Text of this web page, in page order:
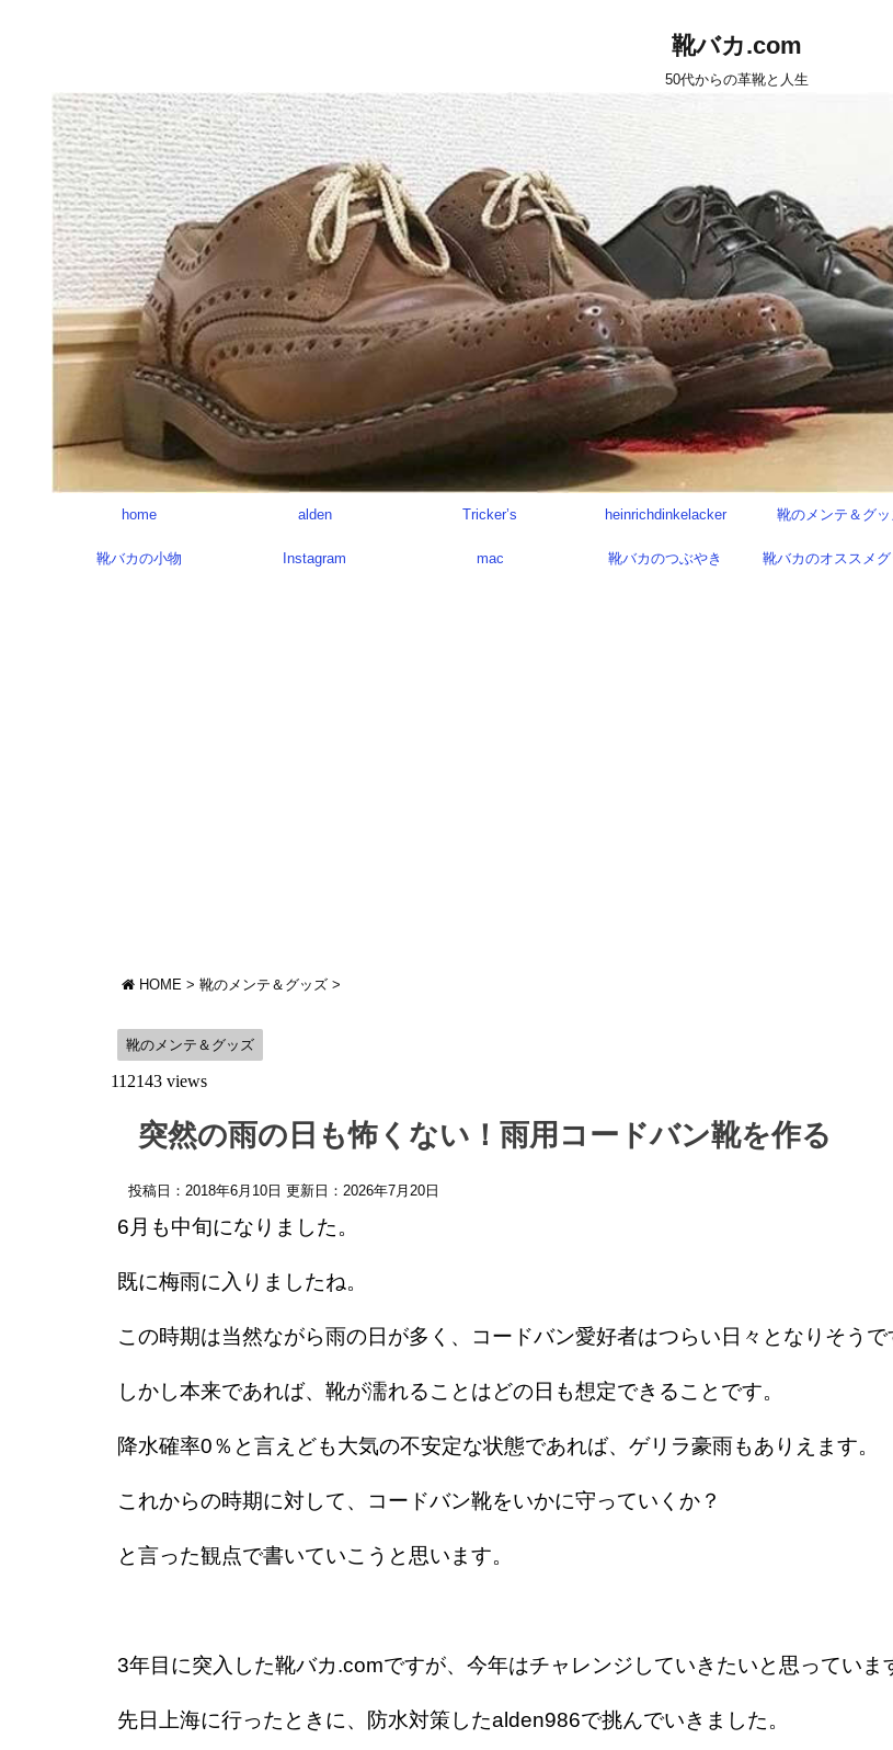
靴バカ.com
50代からの革靴と人生
home alden Tricker’s heinrichdinkelacker 靴のメンテ＆グッ
靴バカの小物 Instagram mac 靴バカのつぶやき 靴バカのオススメ
HOME > 靴のメンテ＆グッズ >
靴のメンテ＆グッズ
112143 views
突然の雨の日も怖くない！雨用コードバン靴を作る
投稿日：2018年6月10日 更新日： 2026年7月20日
6月も中旬になりました。
既に梅雨に入りましたね。
この時期は当然ながら雨の日が多く、コードバン愛好者はつらい日々となりそうで
しかし本来であれば、靴が濡れることはどの日も想定できることです。
降水確率0％と言えども大気の不安定な状態であれば、ゲリラ豪雨もありえます。
これからの時期に対して、コードバン靴をいかに守っていくか？
と言った観点で書いていこうと思います。
3年目に突入した靴バカ.comですが、今年はチャレンジしていきたいと思っていま
先日上海に行ったときに、防水対策したalden986で挑んでいきました。